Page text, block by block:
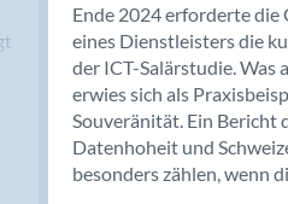
Bendern
Benken (SG)
Bergdietikon
Berlin
Bern
Bern - Liebefeld
Ende 2024 erforderte die
eines Dienstleisters die
der ICT-Salärstudie. Was
erwies sich als
Souveränität. Ein Bericht
Datenhoheit und
besonders zählen, wenn